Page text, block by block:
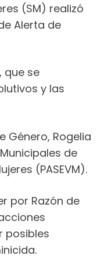
(SM) realizó
Alerta de
que se
y las
Género, Rogelia
de
(PASEVM).
por Razón de
posibles